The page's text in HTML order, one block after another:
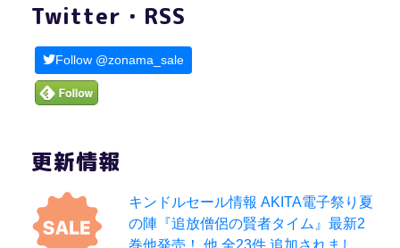
Twitter・RSS
Follow @zonama_sale
更新情報
キンドルセール情報 AKITA電子祭り夏
の陣『追放僧侶の賢者タイム』最新2